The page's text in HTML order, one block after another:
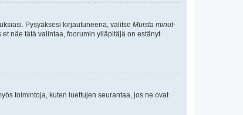
Pysyäksesi kirjautuneena, valitse Muista minut-
näe tätä valintaa, foorumin ylläpitäjä on estänyt
toimintoja, kuten luettujen seurantaa, jos ne ovat